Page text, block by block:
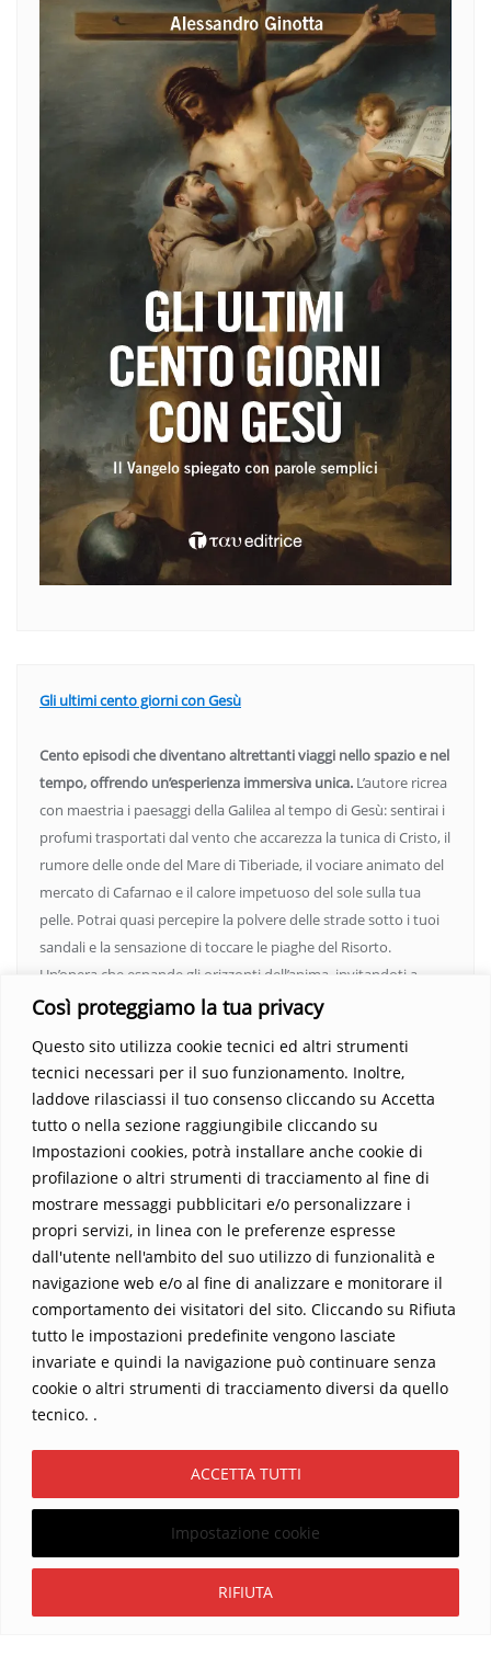
Così proteggiamo la tua privacy
Questo sito utilizza cookie tecnici ed altri strumenti
tecnici necessari per il suo funzionamento. Inoltre,
laddove rilasciassi il tuo consenso cliccando su Accetta
tutto o nella sezione raggiungibile cliccando su
Impostazioni cookies, potrà installare anche cookie di
profilazione o altri strumenti di tracciamento al fine di
mostrare messaggi pubblicitari e/o personalizzare i
propri servizi, in linea con le preferenze espresse
dall'utente nell'ambito del suo utilizzo di funzionalità e
navigazione web e/o al fine di analizzare e monitorare il
comportamento dei visitatori del sito. Cliccando su Rifiuta
tutto le impostazioni predefinite vengono lasciate
invariate e quindi la navigazione può continuare senza
cookie o altri strumenti di tracciamento diversi da quello
tecnico. .
Impostazione cookie
RIFIUTA
ACCETTA TUTTI
Gli ultimi cento giorni con Gesù
Cento episodi che diventano altrettanti viaggi nello spazio e nel
tempo, offrendo un’esperienza immersiva unica. L’autore ricrea
con maestria i paesaggi della Galilea al tempo di Gesù: sentirai i
profumi trasportati dal vento che accarezza la tunica di Cristo, il
rumore delle onde del Mare di Tiberiade, il vociare animato del
mercato di Cafarnao e il calore impetuoso del sole sulla tua
pelle. Potrai quasi percepire la polvere delle strade sotto i tuoi
sandali e la sensazione di toccare le piaghe del Risorto.
Un’opera che espande gli orizzonti dell’anima, invitandoti a
vedere oltre i confini del conosciuto. Scopri un mondo in cui
indimenticabile.Non perdere l’occasione di immergerti in
questo viaggio straordinario. Acquista il libro e lascia che la
Parola trasformi la tua vita
Home Contatti
Sostieni La Buona Parola – dona 5 €, 10 €, 25 €… il tuo contributo
I viaggi dell’anima
Catechesi
Informativa Privacy
Copyright ©2026 La buona Parola . All rights reserved.
Powered byWordPress &Designed byBizberg Themes